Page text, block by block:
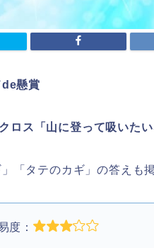
de懸賞
ロス「山に登って吸いた
」「タテのカギ」の答え
度：